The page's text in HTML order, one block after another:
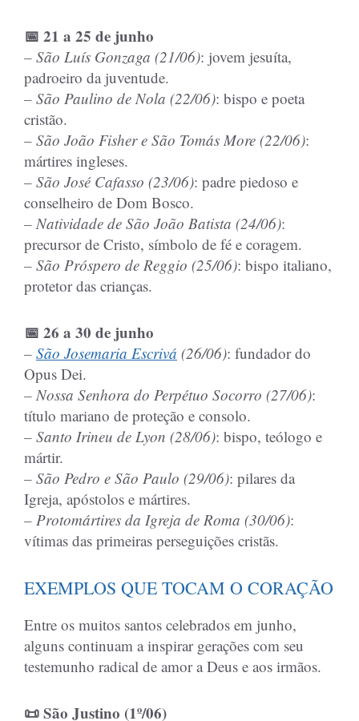
📅 21 a 25 de junho
– São Luís Gonzaga (21/06): jovem jesuíta,
padroeiro da juventude.
– São Paulino de Nola (22/06): bispo e poeta
cristão.
– São João Fisher e São Tomás More (22/06):
mártires ingleses.
– São José Cafasso (23/06): padre piedoso e
conselheiro de Dom Bosco.
– Natividade de São João Batista (24/06):
precursor de Cristo, símbolo de fé e coragem.
– São Próspero de Reggio (25/06): bispo italiano,
protetor das crianças.
📅 26 a 30 de junho
– São Josemaria Escrivá (26/06): fundador do
Opus Dei.
– Nossa Senhora do Perpétuo Socorro (27/06):
título mariano de proteção e consolo.
– Santo Irineu de Lyon (28/06): bispo, teólogo e
mártir.
– São Pedro e São Paulo (29/06): pilares da
Igreja, apóstolos e mártires.
– Protomártires da Igreja de Roma (30/06):
vítimas das primeiras perseguições cristãs.
EXEMPLOS QUE TOCAM O CORAÇÃO
Entre os muitos santos celebrados em junho,
alguns continuam a inspirar gerações com seu
testemunho radical de amor a Deus e aos irmãos.
📜 São Justino (1º/06)